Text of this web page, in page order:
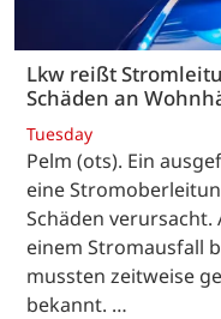
Lkw reißt
Schäden an
Tuesday
Pelm (ots). Ein
eine
Schäden
einem Stromausfall
mussten zeitweise
bekannt. …